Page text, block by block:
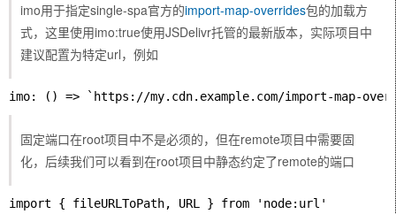
imo用于指定single-spa官方的import-map-overrides包的加载方
式，这里使用imo:true使用JSDelivr托管的最新版本，实际项目中
建议配置为特定url，例如
固定端口在root项目中不是必须的，但在remote项目中需要固
化，后续我们可以看到在root项目中静态约定了remote的端口
import { fileURLToPath, URL } from 'node:url'